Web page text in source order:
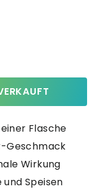
Flasche
Geschmack
Wirkung
Speisen